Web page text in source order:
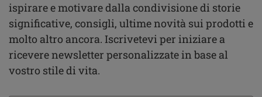
ispirare e motivare dalla condivisione di storie
significative, consigli, ultime novità sui prodotti e
molto altro ancora. Iscrivetevi per iniziare a
ricevere newsletter personalizzate in base al
vostro stile di vita.